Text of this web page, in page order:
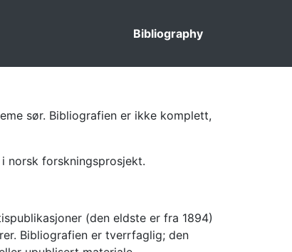
Bibliography
sør. Bibliografien er ikke komplett,
norsk forskningsprosjekt.
(den eldste er fra 1894)
Bibliografien er tverrfaglig; den